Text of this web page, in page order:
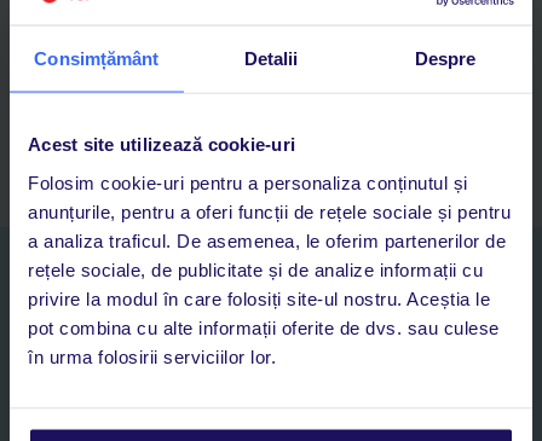
Consimțământ Detalii Despre
Acest site utilizează cookie-uri
Folosim cookie-uri pentru a personaliza conținutul și
anunțurile, pentru a oferi funcții de rețele sociale și pentru
a analiza traficul. De asemenea, le oferim partenerilor de
rețele sociale, de publicitate și de analize informații cu
privire la modul în care folosiți site-ul nostru. Aceștia le
pot combina cu alte informații oferite de dvs. sau culese
în urma folosirii serviciilor lor.
Adaugi la favorite vacanțele care îți plac și revii oricând la ele
Acces la rezervările curente pentru vacanțe și hoteluri, într-o
Asistență 24/7 prin chat, pe toată durata vacanței
Abonați-vă la newsletter
NUME SI PRENUME*